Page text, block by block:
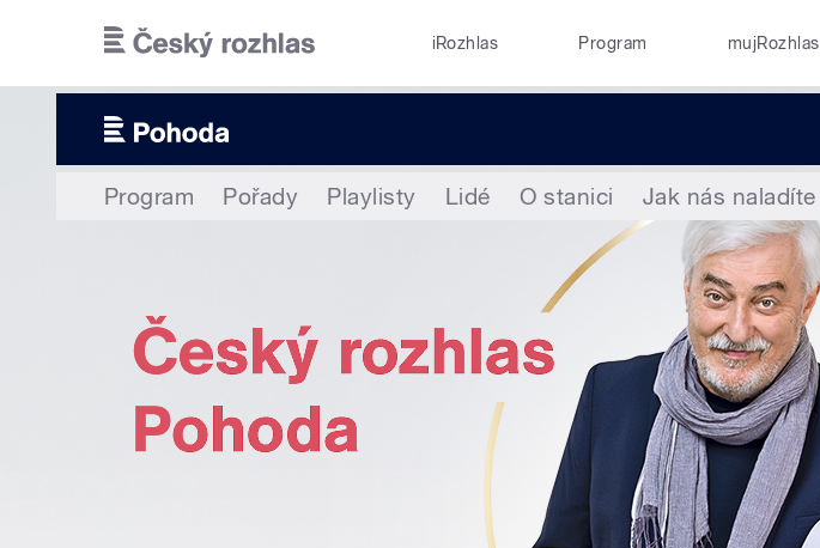
iRozhlas Program mujRozhlas
Program Pořady Playlisty Lidé O stanici Jak nás naladíte